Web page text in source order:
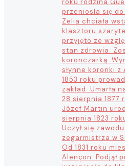
przeniosła się
Zelia chciała
klasztoru
przyjęto ze
stan zdrowia.
koronczarką.
słynne koronki z
1853 roku
zakład. Umarła
28 sierpnia 1877
Józef Martin
sierpnia 1823
Uczył się zawodu
zegarmistrza w
Od 1831 roku
Alençon. Podjął